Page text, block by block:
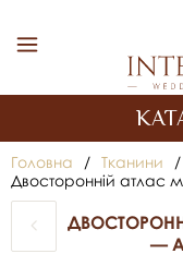
Головна / Тканини /
Двосторонній атлас
—